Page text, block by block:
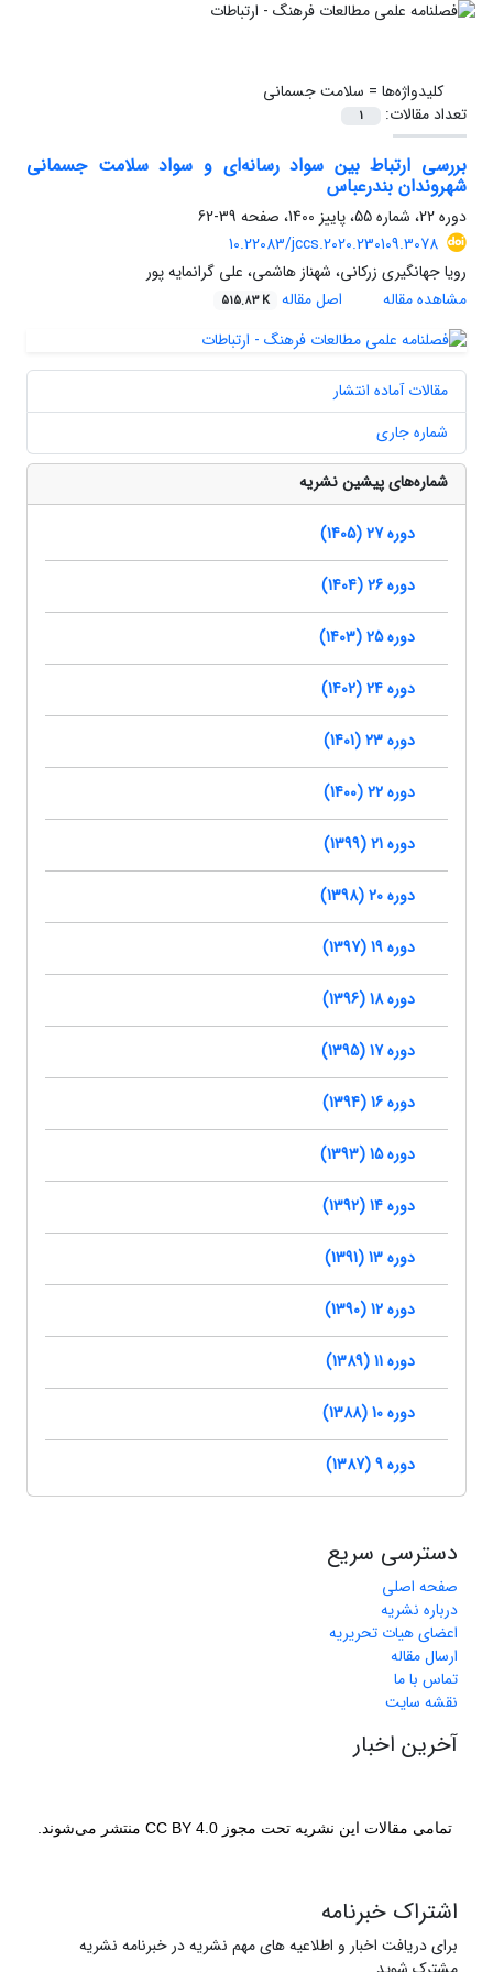
کلیدواژه‌ها = سلامت جسمانی
تعداد مقالات:
1
بررسی ارتباط بین سواد رسانه‌ای و سواد سلامت جسمانی
شهروندان بندرعباس
دوره 22، شماره 55، پاییز 1400، صفحه
39-62
10.22083/jccs.2020.230109.3078
رویا جهانگیری زرکانی، شهناز هاشمی، علی گرانمایه پور
مشاهده مقاله
اصل مقاله 515.83 K
مقالات آماده انتشار
شماره جاری
شماره‌های پیشین نشریه
دوره 27 (1405)
دوره 26 (1404)
دوره 25 (1403)
دوره 24 (1402)
دوره 23 (1401)
دوره 22 (1400)
دوره 21 (1399)
دوره 20 (1398)
دوره 19 (1397)
دوره 18 (1396)
دوره 17 (1395)
دوره 16 (1394)
دوره 15 (1393)
دوره 14 (1392)
دوره 13 (1391)
دوره 12 (1390)
دوره 11 (1389)
دوره 10 (1388)
دوره 9 (1387)
دسترسی سریع
صفحه اصلی
درباره نشریه
اعضای هیات تحریریه
ارسال مقاله
تماس با ما
نقشه سایت
آخرین اخبار
تمامی مقالات این نشریه تحت مجوز CC BY 4.0 منتشر می‌شوند.
اشتراک خبرنامه
برای دریافت اخبار و اطلاعیه های مهم نشریه در خبرنامه نشریه